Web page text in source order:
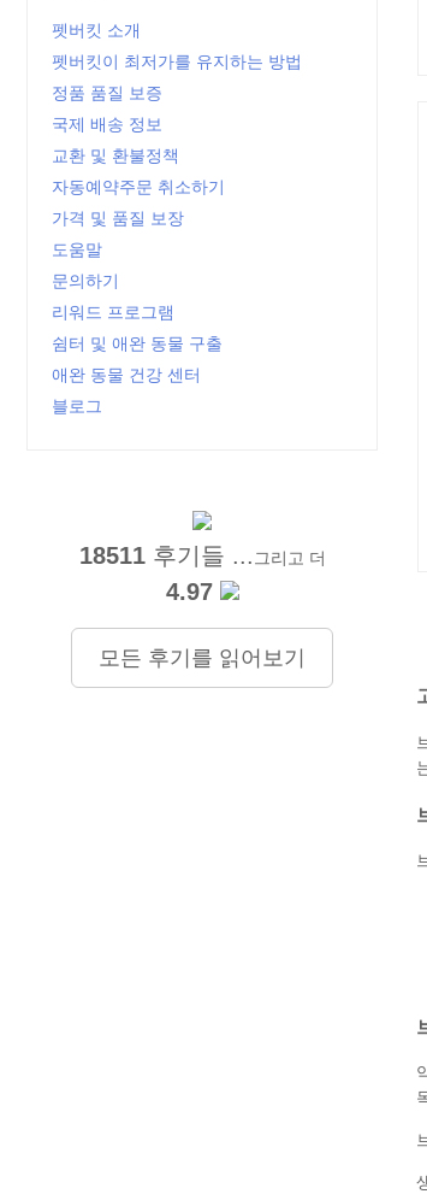
펫버킷 소개
펫버킷이 최저가를 유지하는 방법
정품 품질 보증
국제 배송 정보
교환 및 환불정책
자동예약주문 취소하기
가격 및 품질 보장
도움말
문의하기
리워드 프로그램
쉼터 및 애완 동물 구출
애완 동물 건강 센터
블로그
18511후기들 ... 그리고 더
4.97
모든 후기를 읽어보기